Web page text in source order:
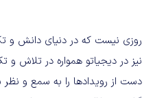
روزی نیست که در دنیای دانش و
نیز در دیجیاتو همواره در تلاش و